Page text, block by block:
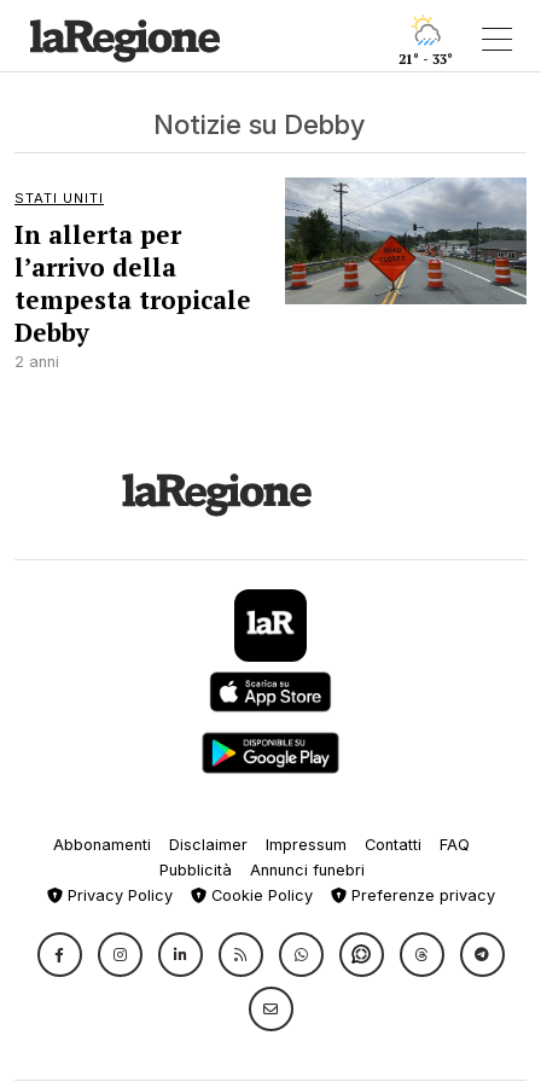
21° - 33°
Notizie su Debby
STATI UNITI
In allerta per
l’arrivo della
tempesta tropicale
Debby
2 anni
Abbonamenti Disclaimer Impressum Contatti
FAQ
Pubblicità
Annunci funebri
Privacy Policy
Cookie Policy Preferenze privacy